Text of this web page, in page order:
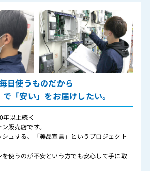
日使うものだから
で「安い」をお届けしたい。
年以上続く
販売店です。
ュする、「美品宣言」というプロジェクト
使うのが不安という方でも安心して手に取